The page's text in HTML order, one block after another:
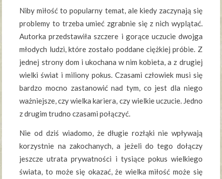
Niby miłość to popularny temat, ale kiedy zaczynają się
problemy to trzeba umieć zgrabnie się z nich wyplątać.
Autorka przedstawiła szczere i gorące uczucie dwojga
młodych ludzi, które zostało poddane ciężkiej próbie. Z
jednej strony dom i ukochana w nim kobieta, a z drugiej
wielki świat i miliony pokus. Czasami człowiek musi się
bardzo mocno zastanowić nad tym, co jest dla niego
ważniejsze, czy wielka kariera, czy wielkie uczucie. Jedno
z drugim trudno czasami połączyć.
Nie od dziś wiadomo, że długie rozłąki nie wpływają
korzystnie na zakochanych, a jeżeli do tego dołączy
jeszcze utrata prywatności i tysiące pokus wielkiego
świata, to może się okazać, że wielka miłość może się